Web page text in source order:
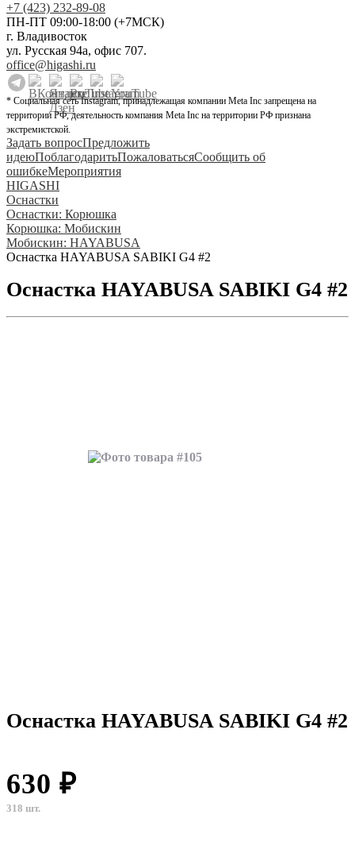
+7 (423) 232-89-08
ПН-ПТ 09:00-18:00 (+7МСК)
г. Владивосток
ул. Русская 94а, офис 707.
office@higashi.ru
* Социальная сеть Instagram, принадлежащая компании Meta Inc запрещена на
территории РФ, деятельность компания Meta Inc на территории РФ признана
экстремистской.
Задать вопросПредложить
идеюПоблагодаритьПожаловатьсяСообщить об
ошибкеМероприятия
HIGASHI
Оснастки
Оснастки: Корюшка
Корюшка: Мобискин
Мобискин: HAYABUSA
Оснастка HAYABUSA SABIKI G4 #2
Оснастка HAYABUSA SABIKI G4 #2
Оснастка HAYABUSA SABIKI G4 #2
630 ₽
318 шт.